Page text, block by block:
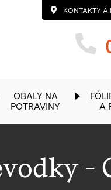
KONTAKTY A
OBALY NA
POTRAVINY
A
-